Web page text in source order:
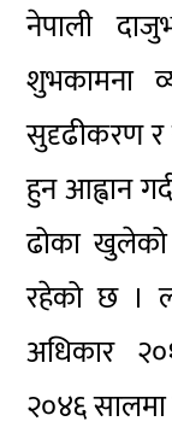
नेपाली
शुभकामना
सुदृढीकरण र
हुन आह्वान
ढोका
रहेको छ ।
अधिकार
२०४६ सालमा